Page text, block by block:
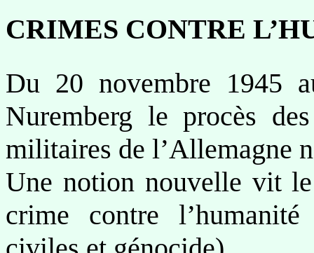
CRIMES CONTRE
Du 20 novembre 1945
Nuremberg le procès
militaires de l’Allemagne
Une notion nouvelle vit
crime contre